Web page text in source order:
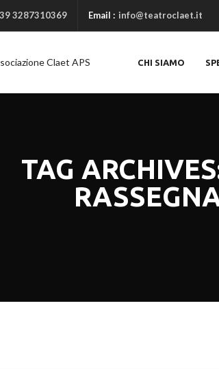
3287310369 Email : info@teatroclaet.it
Claet APS CHI SIAMO
TAG